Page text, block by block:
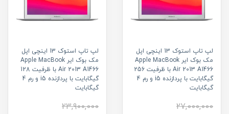
لپ تاپ استوک 13 اینچی اپل
مک بوک ایر Apple MacBook
Air 2013 A1466 با ظرفیت 256
گیگابایت با پردازنده i5 و رم 4
گیگابایت
27,000,000
لپ تاپ استوک 13 اینچی اپل
مک بوک ایر Apple MacBook
Air 2013 A1466 با ظرفیت 128
گیگابایت با پردازنده i5 و رم 4
گیگابایت
23,900,000